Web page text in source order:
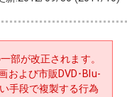
部が改正されます。
および市販DVD･Blu-
手段で複製する行為